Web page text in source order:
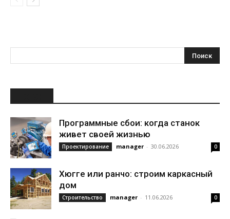
Программные сбои: когда станок
живет своей жизнью
Проектирование manager - 30.06.2026 0
Хюгге или ранчо: строим каркасный
дом
Строительство manager - 11.06.2026 0